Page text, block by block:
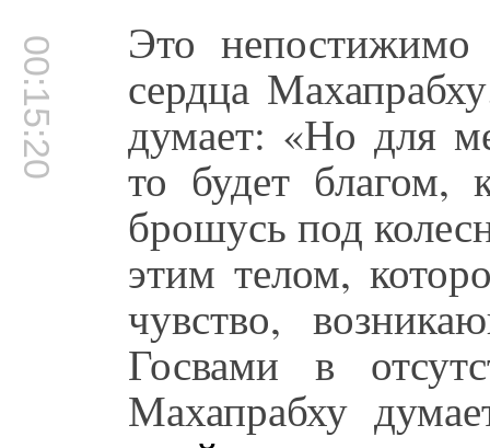
00:15:20 Это
сердца
думает: «Но для
то будет благом,
брошусь под
этим телом,
чувство,
Госвами в
Махапрабху